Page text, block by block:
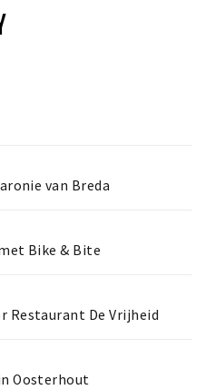
van Breda
Bike & Bite
Restaurant De Vrijheid
Oosterhout